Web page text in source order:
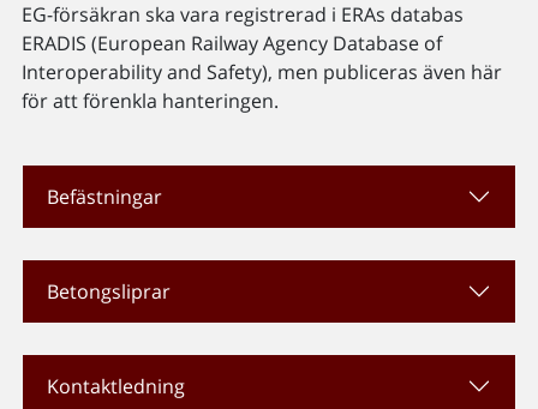
EG-försäkran ska vara registrerad i ERAs databas
ERADIS (European Railway Agency Database of
Interoperability and Safety), men publiceras även här
för att förenkla hanteringen.
Befästningar
Betongsliprar
Kontaktledning